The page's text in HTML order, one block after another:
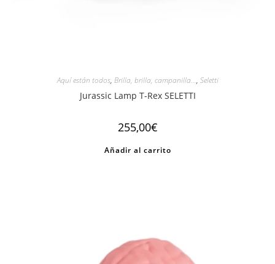
Aquí están todos, Brilla, brilla, campanilla..., Seletti
Jurassic Lamp T-Rex SELETTI
255,00€
Añadir al carrito